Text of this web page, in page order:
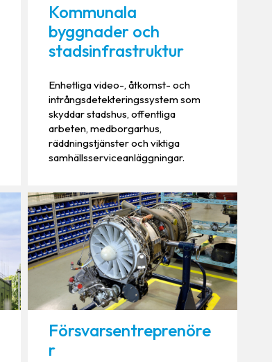
Kommunala
byggnader och
stadsinfrastruktur
Enhetliga video-, åtkomst- och
intrångsdetekteringssystem som
skyddar stadshus, offentliga
arbeten, medborgarhus,
räddningstjänster och viktiga
samhällsserviceanläggningar.
Försvarsentreprenöre
r